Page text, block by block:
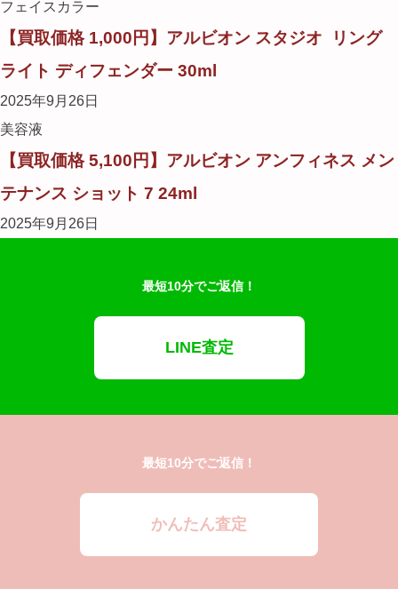
フェイスカラー
【買取価格 1,000円】アルビオン スタジオ リング
ライト ディフェンダー 30ml
2025年9月26日
美容液
【買取価格 5,100円】アルビオン アンフィネス メン
テナンス ショット 7 24ml
2025年9月26日
最短10分でご返信！
LINE査定
最短10分でご返信！
かんたん査定